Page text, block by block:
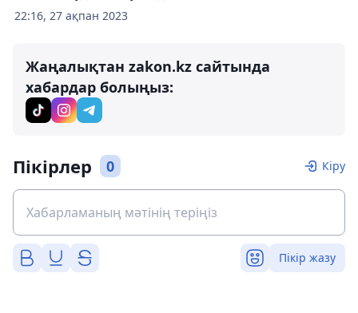
22:16, 27 ақпан 2023
Жаңалықтан zakon.kz сайтында
хабардар болыңыз:
Пікірлер 0 Кіру
Пікір жазу